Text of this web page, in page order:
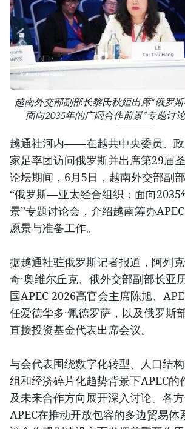
越南外交部副部长黎氏秋姮出席“俄罗
面向2035年的广阔合作前景”专题讨
越通社河内——在越共中央委员、
家足率团访问俄罗斯并出席第29届
论坛期间，6月5日，越南外交部副
“俄罗斯—亚太经合组织：面向2035
景”专题讨论会，介绍越南筹办
愿景与准备工作。
据越通社驻俄罗斯记者报道，阿列
奇·奥维尔丘克、俄外交部副部长亚
国APEC 2026高官会主席陈旭、
任爱德华多·佩德罗萨，以及俄罗斯
直接投资基金代表出席会议。
与会代表围绕数字化转型、人口结
组和经济碎片化趋势背景下APEC的
及未来合作方向展开深入讨论。各方
APEC在推动开放包容的多边贸易体